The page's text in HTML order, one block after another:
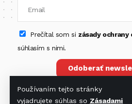
Používaním tejto stránky
vyjadrujete súhlas so Zásadami
Prečítal som si zásady ochrany
súhlasím s nimi.
Odoberať